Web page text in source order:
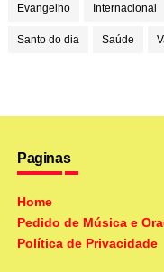
Evangelho Internacional
Santo do dia Saúde
Paginas
Home
Pedido de Música e
Política de Privacidade